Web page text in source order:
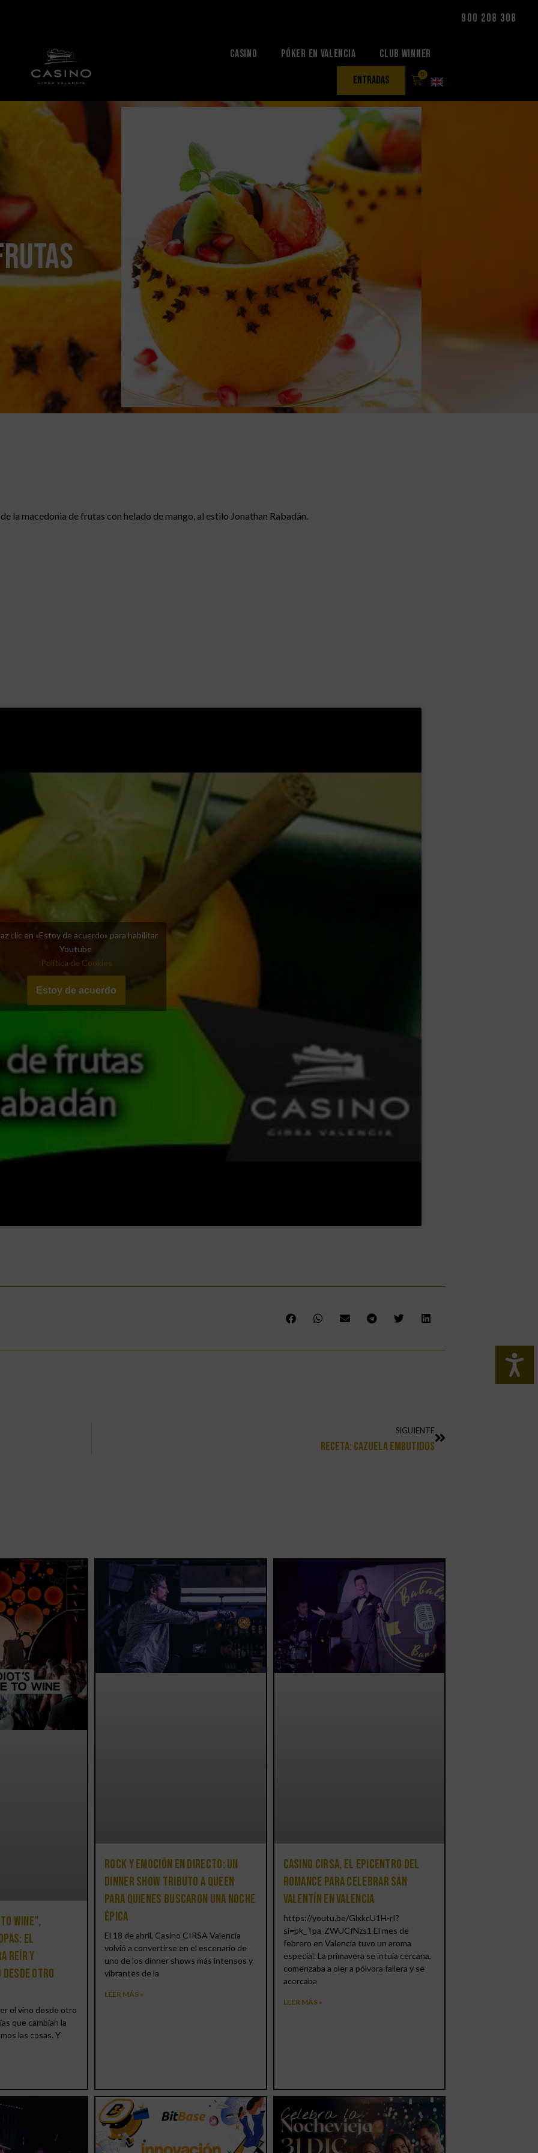
900 208 308
CASINO Póker en Valencia Club Winner
entradas 0
la macedonia de frutas con helado de mango, al estilo Jonathan Rabadán.
clic en «Estoy de acuerdo» para habilitar
Youtube
Política de Cookies
Estoy de acuerdo
SIGUIENTE
Receta: Cazuela Embutidos
Wine”,
el
reír y
desde otro
el vino desde otro
que cambian la
las cosas. Y
Rock y emoción en directo: un
Dinner Show Tributo a Queen
para quienes buscaron una noche
épica
El 18 de abril, Casino CIRSA Valencia
volvió a convertirse en el escenario de
uno de los dinner shows más intensos y
vibrantes de la
LEER MÁS »
Casino CIRSA, el epicentro del
romance para celebrar San
Valentín en Valencia
https://youtu.be/GlxkcU1H-rI?
si=pk_Tpa-ZWUCfNzs1 El mes de
febrero en Valencia tuvo un aroma
especial. La primavera se intuía cercana,
comenzaba a oler a pólvora fallera y se
acercaba
LEER MÁS »